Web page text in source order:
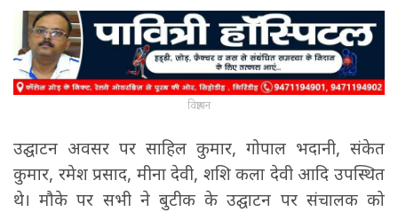
विज्ञापन
उद्घाटन अवसर पर साहिल कुमार, गोपाल भदानी, संकेत
कुमार, रमेश प्रसाद, मीना देवी, शशि कला देवी आदि उपस्थित
थे। मौके पर सभी ने बुटीक के उद्घाटन पर संचालक को